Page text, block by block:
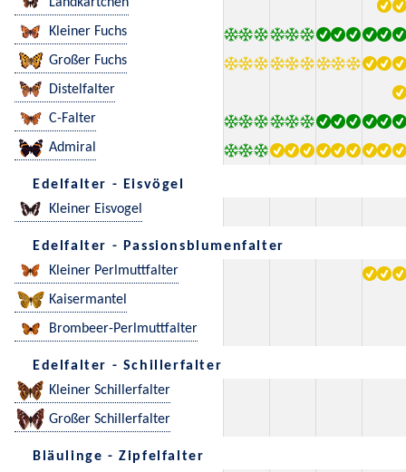
Kleiner Fuchs
Großer Fuchs
Distelfalter
C-Falter
Admiral
Edelfalter - Eisvögel
Kleiner Eisvogel
Edelfalter - Passionsblumenfalter
Kleiner Perlmuttfalter
Kaisermantel
Brombeer-Perlmuttfalter
Edelfalter - Schillerfalter
Kleiner Schillerfalter
Großer Schillerfalter
Bläulinge - Zipfelfalter